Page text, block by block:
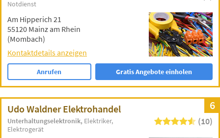
Notdienst
Am Hipperich 21
55120 Mainz am Rhein
(Mombach)
Kontaktdetails anzeigen
Anrufen Gratis Angebote einholen
6
Udo Waldner Elektrohandel
Unterhaltungselektronik Elektriker
Elektrogerät
(10)